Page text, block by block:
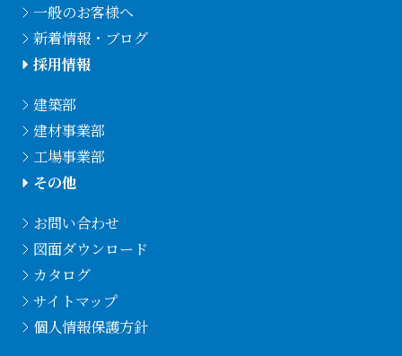
一般のお客様へ
新着情報・ブログ
採用情報
建築部
建材事業部
工場事業部
その他
お問い合わせ
図面ダウンロード
カタログ
サイトマップ
個人情報保護方針